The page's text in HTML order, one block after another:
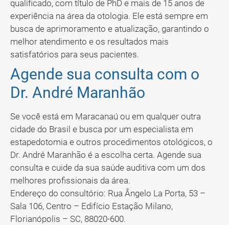
qualificado, com título de PhD e mais de 15 anos de
experiência na área da otologia. Ele está sempre em
busca de aprimoramento e atualização, garantindo o
melhor atendimento e os resultados mais
satisfatórios para seus pacientes.
Agende sua consulta com o
Dr. André Maranhão
Se você está em Maracanaú ou em qualquer outra
cidade do Brasil e busca por um especialista em
estapedotomia e outros procedimentos otológicos, o
Dr. André Maranhão é a escolha certa. Agende sua
consulta e cuide da sua saúde auditiva com um dos
melhores profissionais da área.
Endereço do consultório: Rua Ângelo La Porta, 53 –
Sala 106, Centro – Edifício Estação Milano,
Florianópolis – SC, 88020-600.